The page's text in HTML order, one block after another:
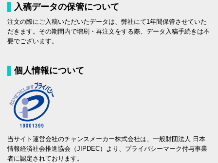
入稿データの保管について
注文の際にご入稿いただいたデータは、弊社にて1年間保管させていた
だきます。その期間内で増刷・再注文をする際、データ入稿手続きは不
要でございます。
個人情報について
当サイト運営会社のチャンスメーカー株式会社は、一般財団法人 日本
情報経済社会推進協会（JIPDEC）より、プライバシーマーク付与事業
者に認定されております。